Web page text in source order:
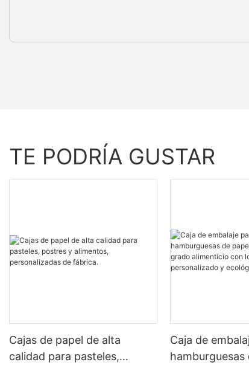
TE PODRÍA GUSTAR
Cajas de papel de alta
calidad para pasteles,
Caja de
hamburguesas